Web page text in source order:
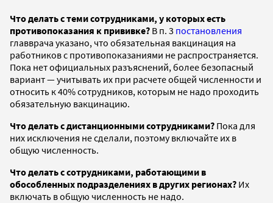
Что делать с теми сотрудниками, у которых есть
противопоказания к прививке? В п. 3 постановления
главврача указано, что обязательная вакцинация на
работников с противопоказаниями не распространяется.
Пока нет официальных разъяснений, более безопасный
вариант — учитывать их при расчете общей численности и
относить к 40% сотрудников, которым не надо проходить
обязательную вакцинацию.
Что делать с дистанционными сотрудниками? Пока для
них исключения не сделали, поэтому включайте их в
общую численность.
Что делать с сотрудниками, работающими в
обособленных подразделениях в других регионах? Их
включать в общую численность не надо.